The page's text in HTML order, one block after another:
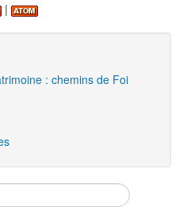
|
: chemins de Foi